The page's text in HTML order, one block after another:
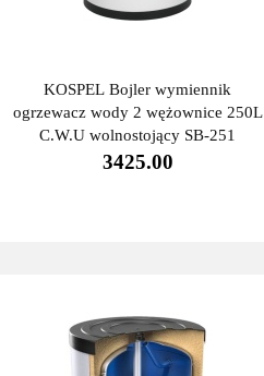
KOSPEL Bojler wymiennik
ogrzewacz wody 2 wężownice 250L
C.W.U wolnostojący SB-251
3425.00